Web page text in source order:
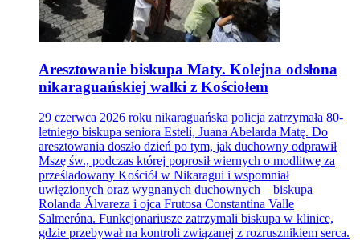
Aresztowanie biskupa Maty. Kolejna odsłona
nikaraguańskiej walki z Kościołem
29 czerwca 2026 roku nikaraguańska policja zatrzymała 80-
letniego biskupa seniora Estelí, Juana Abelarda Matę. Do
aresztowania doszło dzień po tym, jak duchowny odprawił
Mszę św., podczas której poprosił wiernych o modlitwę za
prześladowany Kościół w Nikaragui i wspomniał
uwięzionych oraz wygnanych duchownych – biskupa
Rolanda Álvareza i ojca Frutosa Constantina Valle
Salmeróna. Funkcjonariusze zatrzymali biskupa w klinice,
gdzie przebywał na kontroli związanej z rozrusznikiem serca.